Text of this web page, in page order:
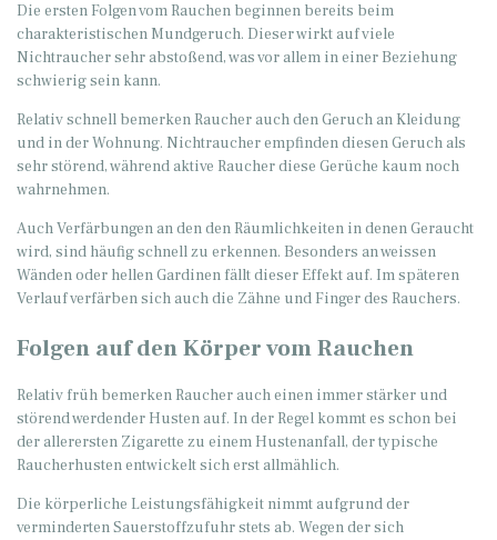
Die ersten Folgen vom Rauchen beginnen bereits beim
charakteristischen Mundgeruch. Dieser wirkt auf viele
Nichtraucher sehr abstoßend, was vor allem in einer Beziehung
schwierig sein kann.
Relativ schnell bemerken Raucher auch den Geruch an Kleidung
und in der Wohnung. Nichtraucher empfinden diesen Geruch als
sehr störend, während aktive Raucher diese Gerüche kaum noch
wahrnehmen.
Auch Verfärbungen an den den Räumlichkeiten in denen Geraucht
wird, sind häufig schnell zu erkennen. Besonders an weissen
Wänden oder hellen Gardinen fällt dieser Effekt auf. Im späteren
Verlauf verfärben sich auch die Zähne und Finger des Rauchers.
Folgen auf den Körper vom Rauchen
Relativ früh bemerken Raucher auch einen immer stärker und
störend werdender Husten auf. In der Regel kommt es schon bei
der allerersten Zigarette zu einem Hustenanfall, der typische
Raucherhusten entwickelt sich erst allmählich.
Die körperliche Leistungsfähigkeit nimmt aufgrund der
verminderten Sauerstoffzufuhr stets ab. Wegen der sich